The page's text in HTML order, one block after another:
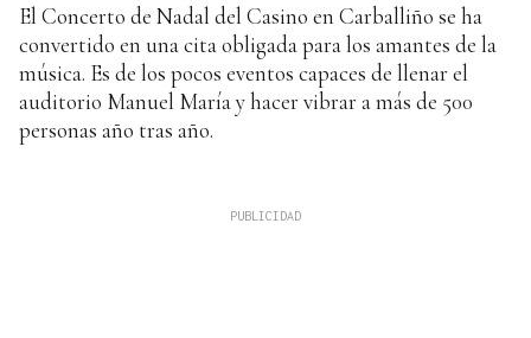
El Concerto de Nadal del Casino en Carballiño se ha
convertido en una cita obligada para los amantes de la
música. Es de los pocos eventos capaces de llenar el
auditorio Manuel María y hacer vibrar a más de 500
personas año tras año.